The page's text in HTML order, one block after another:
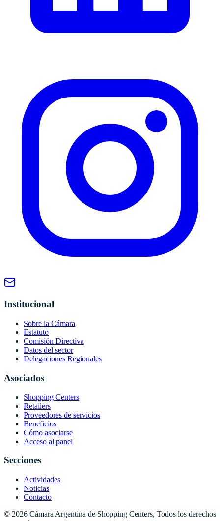
Institucional
Sobre la Cámara
Estatuto
Comisión Directiva
Datos del sector
Delegaciones Regionales
Asociados
Shopping Centers
Retailers
Proveedores de servicios
Beneficios
Cómo asociarse
Acceso al panel
Secciones
Actividades
Noticias
Contacto
© 2026 Cámara Argentina de Shopping Centers, Todos los derechos